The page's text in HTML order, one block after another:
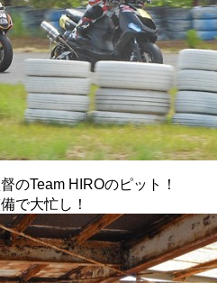
のTeam HIROのピット！
で大忙し！